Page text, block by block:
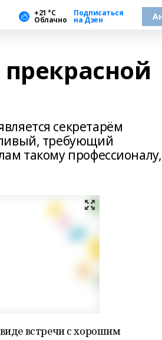
+21 °С
Облачно
Подписаться
на Дзен
секретарём
требующий
такому профессионалу,
встречи с хорошим